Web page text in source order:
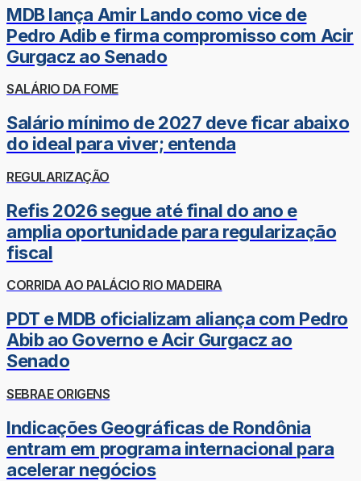
MDB lança Amir Lando como vice de
Pedro Adib e firma compromisso com Acir
Gurgacz ao Senado
SALÁRIO DA FOME
Salário mínimo de 2027 deve ficar abaixo
do ideal para viver; entenda
REGULARIZAÇÃO
Refis 2026 segue até final do ano e
amplia oportunidade para regularização
fiscal
CORRIDA AO PALÁCIO RIO MADEIRA
PDT e MDB oficializam aliança com Pedro
Abib ao Governo e Acir Gurgacz ao
Senado
SEBRAE ORIGENS
Indicações Geográficas de Rondônia
entram em programa internacional para
acelerar negócios